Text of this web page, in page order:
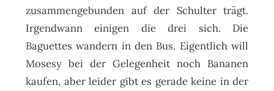
zusammengebunden auf der Schulter trägt.
Irgendwann einigen die drei sich. Die
Baguettes wandern in den Bus. Eigentlich will
Mosesy bei der Gelegenheit noch Bananen
kaufen, aber leider gibt es gerade keine in der